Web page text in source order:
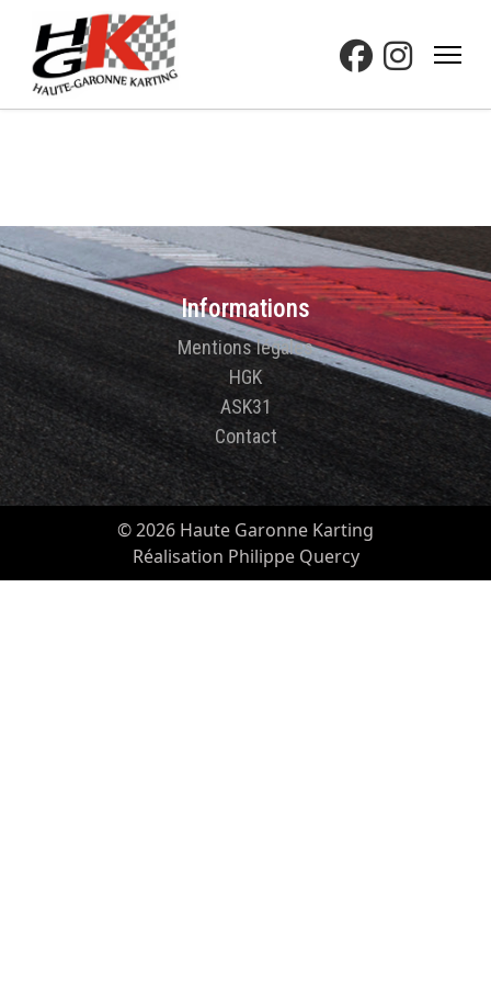
Informations
Mentions légales
HGK
ASK31
Contact
© 2026 Haute Garonne Karting
Réalisation Philippe Quercy